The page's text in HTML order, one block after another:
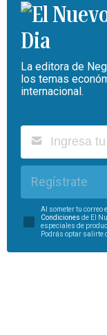
La editora de
los temas
internacional.
Regístrate
Al someter tu correo
Condiciones de El
especiales de
Podrás optar salirte